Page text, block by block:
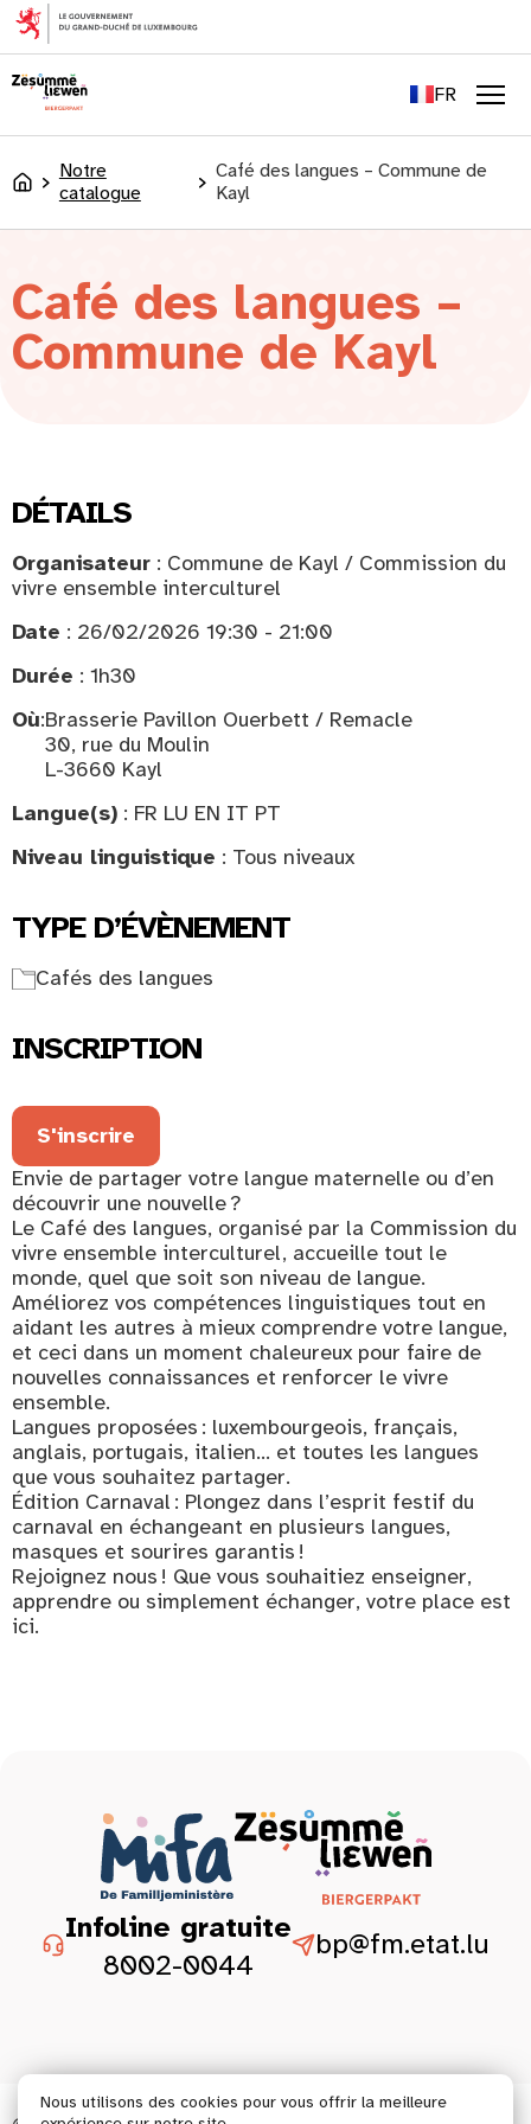
principal
FR
LU
Accueil
Notre
catalogue
Café des langues – Commune de
Kayl
Café des langues –
Commune de Kayl
DÉTAILS
Organisateur : Commune de Kayl / Commission du
vivre ensemble interculturel
Date : 26/02/2026 19:30 - 21:00
Durée : 1h30
Où:Brasserie Pavillon Ouerbett / Remacle
30, rue du Moulin
L-3660 Kayl
Langue(s) : FR LU EN IT PT
Niveau linguistique : Tous niveaux
TYPE D’ÉVÈNEMENT
Cafés des langues
INSCRIPTION
S'inscrire
Envie de partager votre langue maternelle ou d’en
découvrir une nouvelle ?
Le Café des langues, organisé par la Commission du
vivre ensemble interculturel, accueille tout le
monde, quel que soit son niveau de langue.
Améliorez vos compétences linguistiques tout en
aidant les autres à mieux comprendre votre langue,
et ceci dans un moment chaleureux pour faire de
nouvelles connaissances et renforcer le vivre
ensemble.
Langues proposées : luxembourgeois, français,
anglais, portugais, italien… et toutes les langues
que vous souhaitez partager.
Édition Carnaval : Plongez dans l’esprit festif du
carnaval en échangeant en plusieurs langues,
masques et sourires garantis !
Rejoignez nous ! Que vous souhaitiez enseigner,
apprendre ou simplement échanger, votre place est
ici.
Infoline gratuite
8002-0044
bp@fm.etat.lu
Nous utilisons des cookies pour vous offrir la meilleure